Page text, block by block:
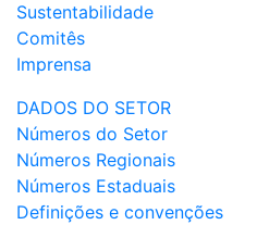
Sustentabilidade
Comitês
Imprensa
DADOS DO SETOR
Números do Setor
Números Regionais
Números Estaduais
Definições e convenções